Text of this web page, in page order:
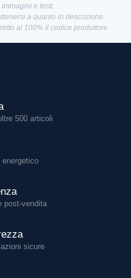
e testi.
a quanto in descrizione.
al 100% il codice produttore.
500 articoli
energetico
post-vendita
sicure